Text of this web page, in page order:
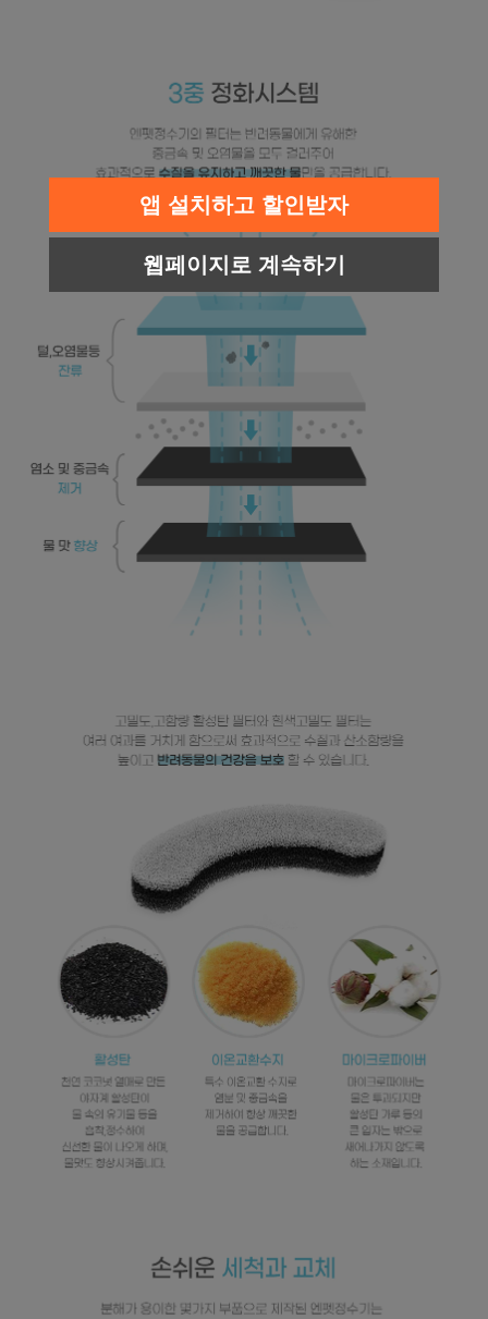
앱 설치하고 할인받자
웹페이지로 계속하기